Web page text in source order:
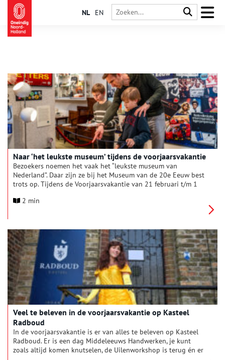
NL EN
Naar ‘het leukste museum’ tijdens de voorjaarsvakantie
Bezoekers noemen het vaak het “leukste museum van
Nederland”. Daar zijn ze bij het Museum van de 20e Eeuw best
trots op. Tijdens de Voorjaarsvakantie van 21 februari t/m 1
Barbie en meer. Je kunt er bouwen met heel veel
2 min
Veel te beleven in de voorjaarsvakantie op Kasteel
Radboud
In de voorjaarsvakantie is er van alles te beleven op Kasteel
Radboud. Er is een dag Middeleeuws Handwerken, je kunt
zoals altijd komen knutselen, de Uilenworkshop is terug én er